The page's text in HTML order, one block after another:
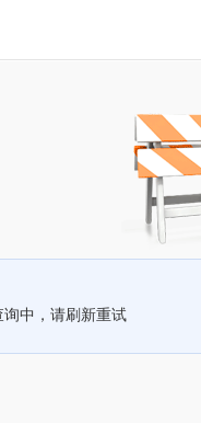
询中，请刷新重试